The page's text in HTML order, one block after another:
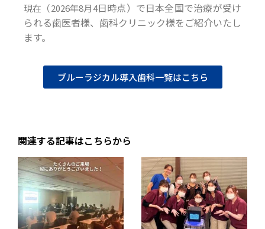
現在（2026年8月4日時点）で日本全国で治療が受け
られる歯医者様、歯科クリニック様をご紹介いたし
ます。
ブルーラジカル導入歯科一覧はこちら
関連する記事はこちらから